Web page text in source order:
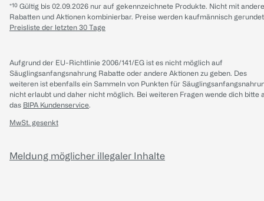
*¹⁰ Gültig bis 02.09.2026 nur auf gekennzeichnete Produkte. Nicht mit
Rabatten und Aktionen kombinierbar. Preise werden kaufmännisch
Preisliste der letzten 30 Tage
Aufgrund der EU-Richtlinie 2006/141/EG ist es nicht möglich auf
Säuglingsanfangsnahrung Rabatte oder andere Aktionen zu geben. Des
weiteren ist ebenfalls ein Sammeln von Punkten für
nicht erlaubt und daher nicht möglich. Bei weiteren Fragen wende dich bitte
das BIPA Kundenservice.
MwSt. gesenkt
Meldung möglicher illegaler Inhalte